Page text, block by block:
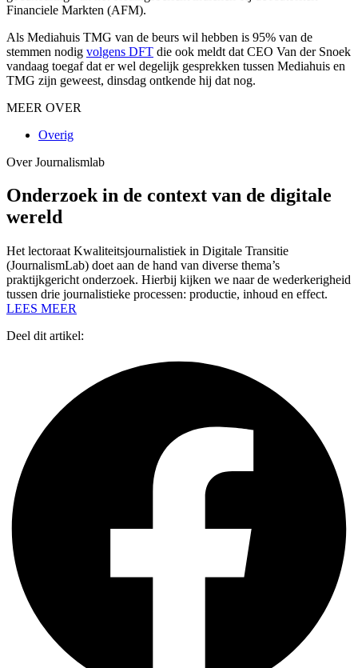
Financiele Markten (AFM).
Als Mediahuis TMG van de beurs wil hebben is 95% van de
stemmen nodig volgens DFT die ook meldt dat CEO Van der Snoek
vandaag toegaf dat er wel degelijk gesprekken tussen Mediahuis en
TMG zijn geweest, dinsdag ontkende hij dat nog.
MEER OVER
Overig
Over Journalismlab
Onderzoek in de context van de digitale
wereld
Het lectoraat Kwaliteitsjournalistiek in Digitale Transitie
(JournalismLab) doet aan de hand van diverse thema’s
praktijkgericht onderzoek. Hierbij kijken we naar de wederkerigheid
tussen drie journalistieke processen: productie, inhoud en effect.
LEES MEER
Deel dit artikel: